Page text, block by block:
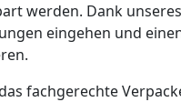
werden. Dank unseres
eingehen und
fachgerechte